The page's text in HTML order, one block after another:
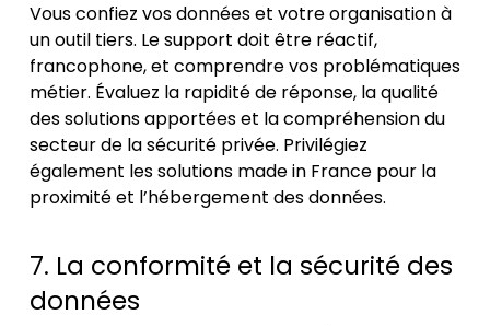
Vous confiez vos données et votre organisation à
un outil tiers. Le support doit être réactif,
francophone, et comprendre vos problématiques
métier. Évaluez la rapidité de réponse, la qualité
des solutions apportées et la compréhension du
secteur de la sécurité privée. Privilégiez
également les solutions made in France pour la
proximité et l’hébergement des données.
7. La conformité et la sécurité des
données